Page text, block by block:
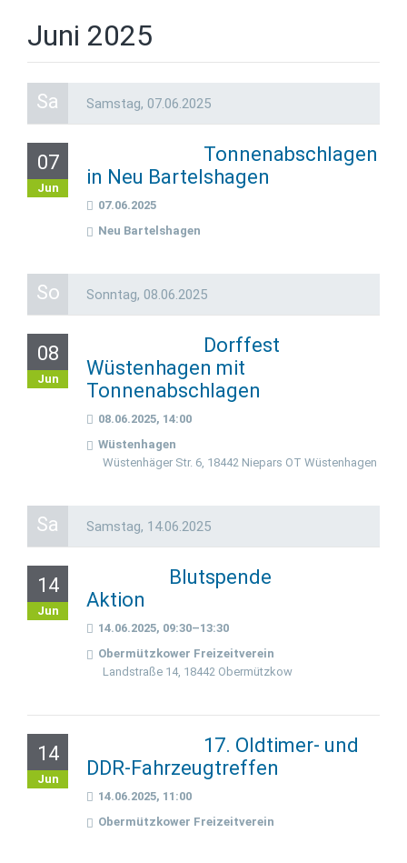
Juni 2025
Sa Samstag, 07.06.2025
07
Jun
Tonnenabschlagen
in Neu Bartelshagen
07.06.2025
Neu Bartelshagen
So Sonntag, 08.06.2025
08
Jun
Dorffest
Wüstenhagen mit
Tonnenabschlagen
08.06.2025, 14:00
Wüstenhagen
Wüstenhäger Str. 6, 18442 Niepars OT Wüstenhagen
Sa Samstag, 14.06.2025
14
Jun
Blutspende
Aktion
14.06.2025, 09:30–13:30
Obermützkower Freizeitverein
Landstraße 14, 18442 Obermützkow
14
Jun
17. Oldtimer- und
DDR-Fahrzeugtreffen
14.06.2025, 11:00
Obermützkower Freizeitverein